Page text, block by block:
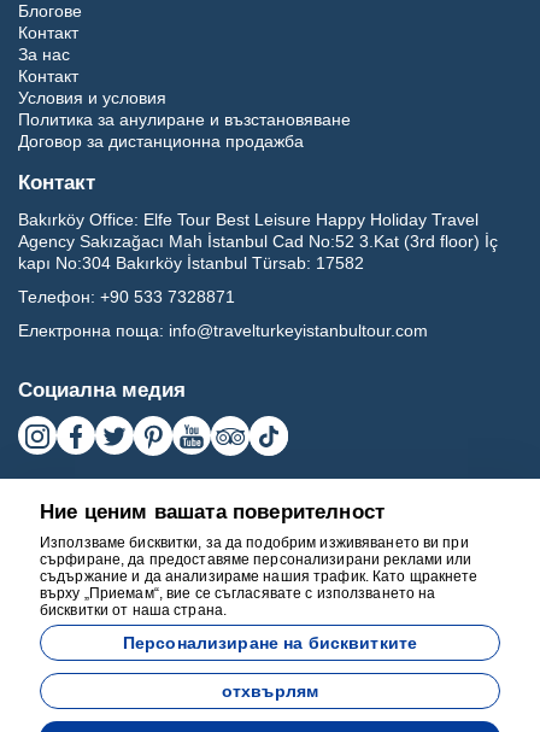
Блогове
Контакт
За нас
Контакт
Условия и условия
Политика за анулиране и възстановяване
Договор за дистанционна продажба
Контакт
Bakırköy Office: Elfe Tour Best Leisure Happy Holiday Travel
Agency Sakızağacı Mah İstanbul Cad No:52 3.Kat (3rd floor) İç
kapı No:304 Bakırköy İstanbul Türsab: 17582
Телефон: +90 533 7328871
Електронна поща: info@travelturkeyistanbultour.com
Социална медия
BEST LEISURE HAPPY HOLIDAY TRAVEL AGENCY - 17582
Разработено от
Ние ценим вашата поверителност
Използваме бисквитки, за да подобрим изживяването ви при
сърфиране, да предоставяме персонализирани реклами или
съдържание и да анализираме нашия трафик. Като щракнете
върху „Приемам“, вие се съгласявате с използването на
бисквитки от наша страна.
Персонализиране на бисквитките
отхвърлям